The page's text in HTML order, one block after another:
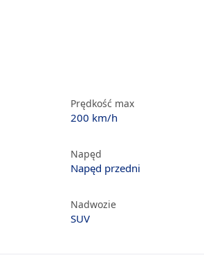
Prędkość max
200 km/h
Napęd
Napęd przedni
Nadwozie
SUV